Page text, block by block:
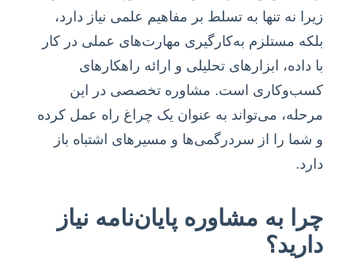
زیرا نه تنها به تسلط بر مفاهیم علمی نیاز دارد،
بلکه مستلزم به‌کارگیری مهارت‌های عملی در کار
با داده، ابزارهای تحلیلی و ارائه راهکارهای
کسب‌وکاری است. مشاوره تخصصی در این
مرحله، می‌تواند به عنوان یک چراغ راه عمل کرده
و شما را از سردرگمی‌ها و مسیرهای اشتباه باز
دارد.
چرا به مشاوره پایان‌نامه نیاز
دارید؟